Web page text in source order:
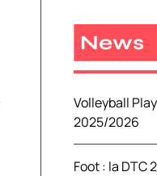
h
e
r
News
Volleyball
2025/2026
Foot : la DTC